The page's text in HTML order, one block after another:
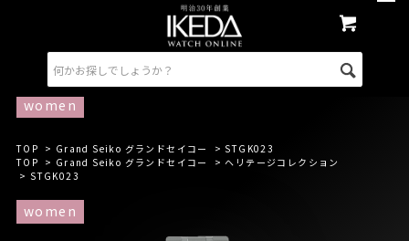
women
TOP > Grand Seiko グランドセイコー
> STGK023
TOP > Grand Seiko グランドセイコー >ヘリテージコレクション
> STGK023
women